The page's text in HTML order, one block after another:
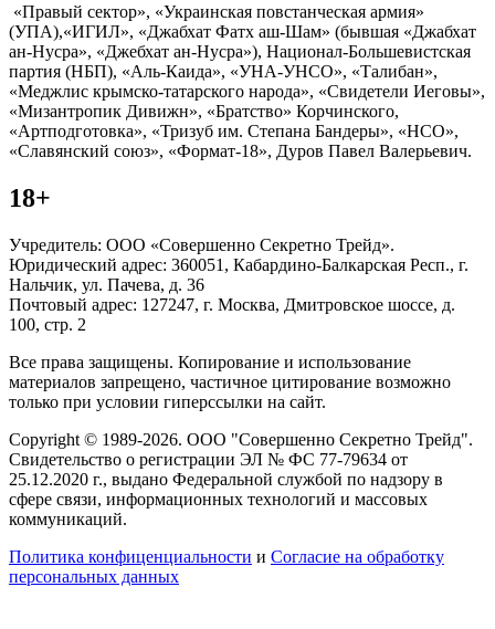
«Правый сектор», «Украинская повстанческая армия»
(УПА),«ИГИЛ», «Джабхат Фатх аш-Шам» (бывшая «Джабхат
ан-Нусра», «Джебхат ан-Нусра»), Национал-Большевистская
партия (НБП), «Аль-Каида», «УНА-УНСО», «Талибан»,
«Меджлис крымско-татарского народа», «Свидетели Иеговы»,
«Мизантропик Дивижн», «Братство» Корчинского,
«Артподготовка», «Тризуб им. Степана Бандеры», «НСО»,
«Славянский союз», «Формат-18», Дуров Павел Валерьевич.
18+
Учредитель: ООО «Совершенно Секретно Трейд».
Юридический адрес: 360051, Кабардино-Балкарская Респ., г.
Нальчик, ул. Пачева, д. 36
Почтовый адрес: 127247, г. Москва, Дмитровское шоссе, д.
100, стр. 2
Все права защищены. Копирование и использование
материалов запрещено, частичное цитирование возможно
только при условии гиперссылки на сайт.
Copyright © 1989-2026. ООО "Совершенно Секретно Трейд".
Свидетельство о регистрации ЭЛ № ФС 77-79634 от
25.12.2020 г., выдано Федеральной службой по надзору в
сфере связи, информационных технологий и массовых
коммуникаций.
Политика конфиценциальности и Согласие на обработку
персональных данных